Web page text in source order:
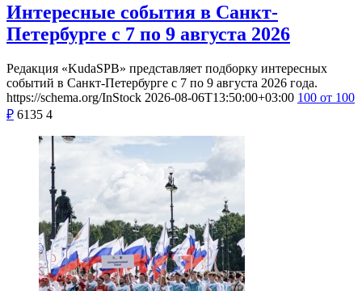
Интересные события в Санкт-
Петербурге с 7 по 9 августа 2026
Редакция «KudaSPB» представляет подборку интересных
событий в Санкт-Петербурге с 7 по 9 августа 2026 года.
https://schema.org/InStock 2026-08-06T13:50:00+03:00 100 от 100
₽ 6135 4